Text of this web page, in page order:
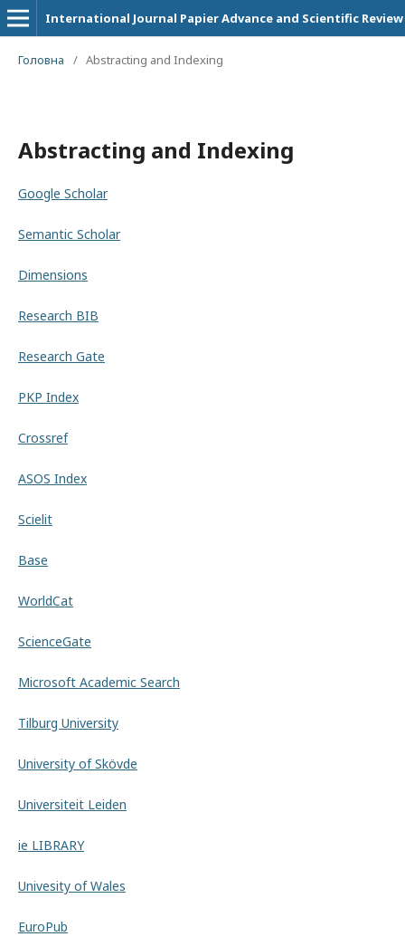
International Journal Papier Advance and Scientific Review
Головна / Abstracting and Indexing
Abstracting and Indexing
Google Scholar
Semantic Scholar
Dimensions
Research BIB
Research Gate
PKP Index
Crossref
ASOS Index
Scielit
Base
WorldCat
ScienceGate
Microsoft Academic Search
Tilburg University
University of Skövde
Universiteit Leiden
ie LIBRARY
Univesity of Wales
EuroPub